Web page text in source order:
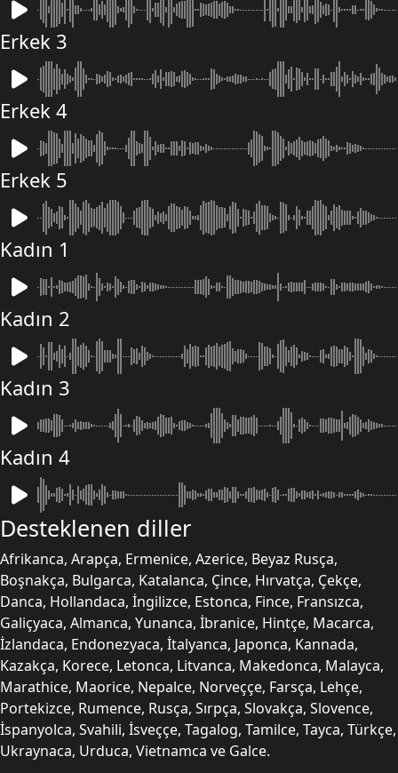
Erkek 3
Erkek 4
Erkek 5
Kadın 1
Kadın 2
Kadın 3
Kadın 4
Desteklenen diller
Afrikanca, Arapça, Ermenice, Azerice, Beyaz Rusça,
Boşnakça, Bulgarca, Katalanca, Çince, Hırvatça, Çekçe,
Danca, Hollandaca, İngilizce, Estonca, Fince, Fransızca,
Galiçyaca, Almanca, Yunanca, İbranice, Hintçe, Macarca,
İzlandaca, Endonezyaca, İtalyanca, Japonca, Kannada,
Kazakça, Korece, Letonca, Litvanca, Makedonca, Malayca,
Marathice, Maorice, Nepalce, Norveççe, Farsça, Lehçe,
Portekizce, Rumence, Rusça, Sırpça, Slovakça, Slovence,
İspanyolca, Svahili, İsveççe, Tagalog, Tamilce, Tayca, Türkçe,
Ukraynaca, Urduca, Vietnamca ve Galce.